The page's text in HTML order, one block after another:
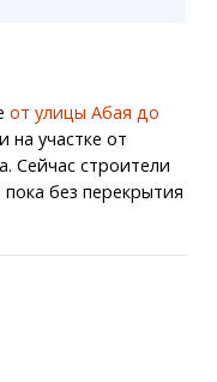
от улицы Абая до
на участке от
Сейчас строители
без перекрытия